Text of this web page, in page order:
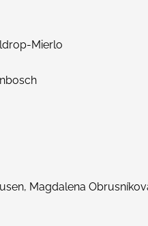
Mierlo
Magdalena